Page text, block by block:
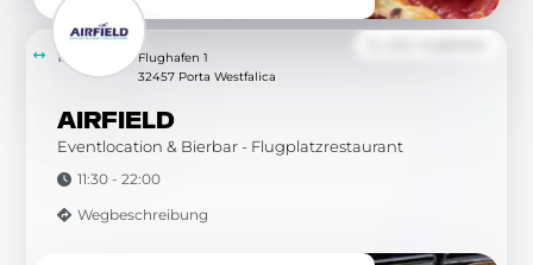
AIRFIELD
Eventlocation & Bierbar - Flugplatzrestaurant
11:30 - 22:00
Wegbeschreibung
12.60 km
Flughafen 1
32457 Porta Westfalica